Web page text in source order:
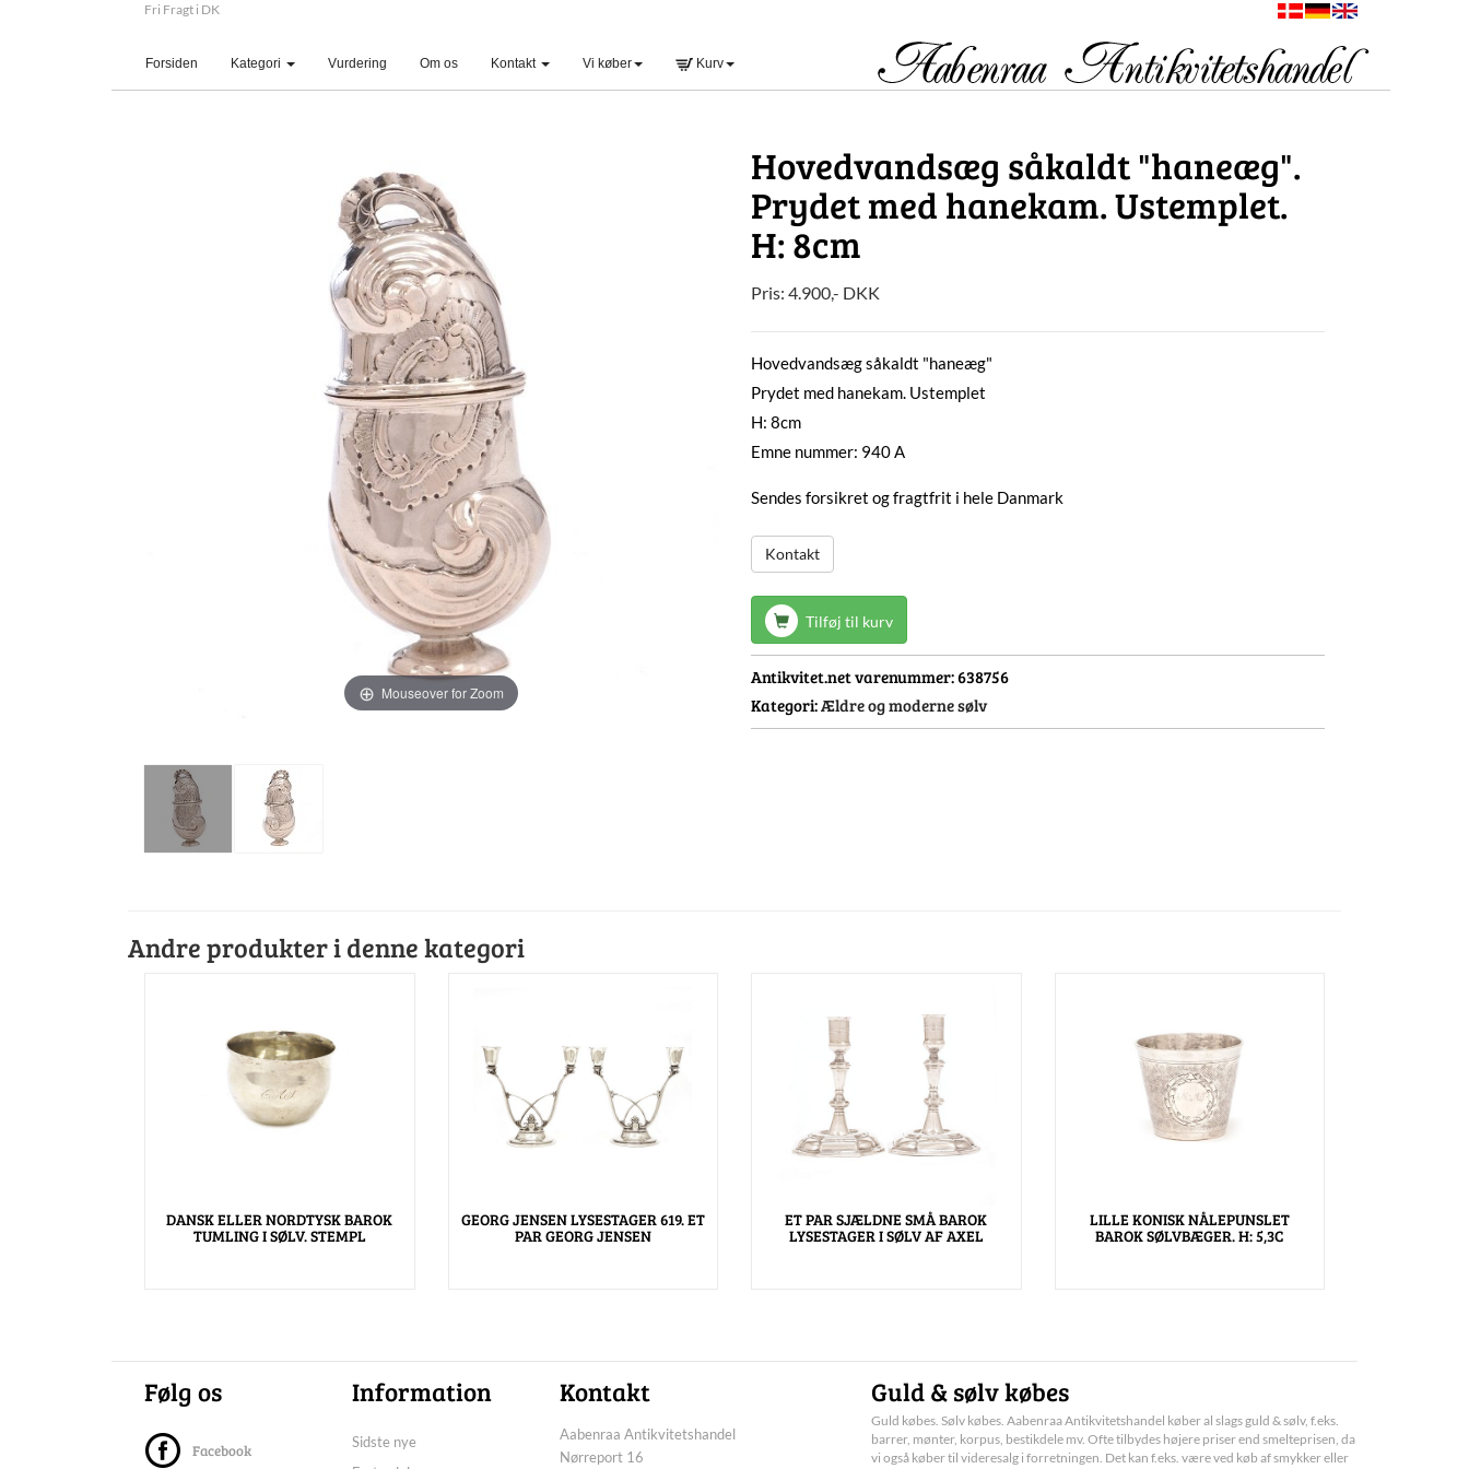
Fri Fragt i DK
Forsiden (current)Kategori Vurdering Om os Kontakt Vi køber Kurv
Mouseover for Zoom
Hovedvandsæg såkaldt "haneæg".
Prydet med hanekam. Ustemplet.
H: 8cm
Pris: 4.900,- DKK
Hovedvandsæg såkaldt "haneæg"
Prydet med hanekam. Ustemplet
H: 8cm
Emne nummer: 940 A
Sendes forsikret og fragtfrit i hele Danmark
Kontakt
Tilføj til kurv
Antikvitet.net varenummer:638756
Kategori:Ældre og moderne sølv
Andre produkter i denne kategori
DANSK ELLER NORDTYSK BAROK
TUMLING I SØLV. STEMPL
GEORG JENSEN LYSESTAGER 619. ET
PAR GEORG JENSEN
ET PAR SJÆLDNE SMÅ BAROK
LYSESTAGER I SØLV AF AXEL
LILLE KONISK NÅLEPUNSLET
BAROK SØLVBÆGER. H: 5,3C
Følg os
Facebook
Information
Sidste nye
Kontakt
Aabenraa Antikvitetshandel
Nørreport 16
Guld & sølv købes
Guld købes. Sølv købes. Aabenraa Antikvitetshandel køber al slags guld & sølv, f.eks.
barrer, mønter, korpus, bestikdele mv. Ofte tilbydes højere priser end smelteprisen, da
vi også køber til videresalg i forretningen. Det kan f.eks. være ved køb af smykker eller